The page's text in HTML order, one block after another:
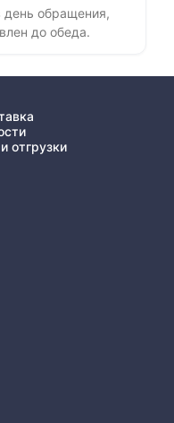
день обращения,
до обеда.
отгрузки